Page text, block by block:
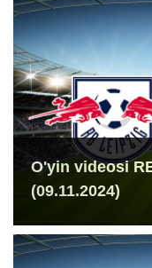
O'yin videosi
(09.11.2024)